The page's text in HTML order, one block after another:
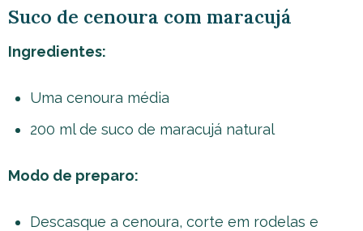
Suco de cenoura com maracujá
Ingredientes:
Uma cenoura média
200 ml de suco de maracujá natural
Modo de preparo:
Descasque a cenoura, corte em rodelas e